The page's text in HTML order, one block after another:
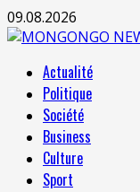
Skip
to
09.08.2026
Primary
Menu
Actualité
Politique
Société
Business
Culture
Sport